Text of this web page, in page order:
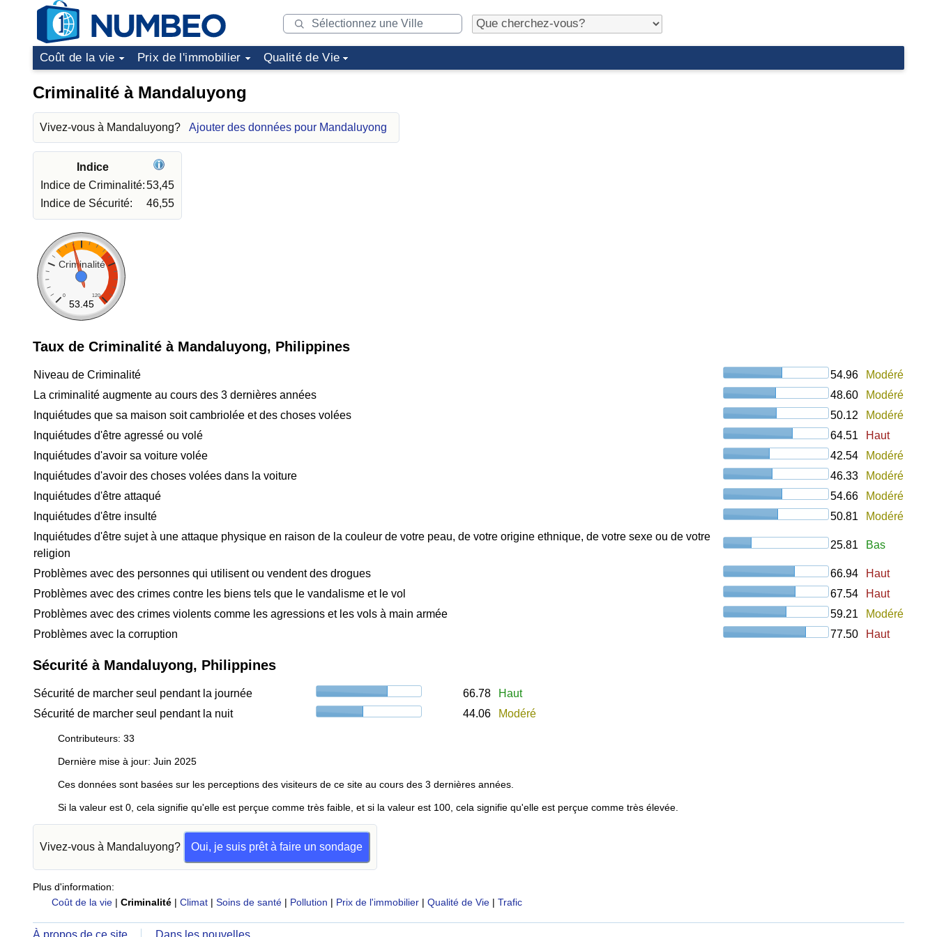
Coût de la vie Prix de l'immobilier Qualité de Vie
Criminalité à Mandaluyong
Vivez-vous à Mandaluyong? Ajouter des données pour Mandaluyong
Indice
Indice de Criminalité:53,45
Indice de Sécurité:
46,55
Criminalité
0 120
53.45
Taux de Criminalité à Mandaluyong, Philippines
Niveau de Criminalité 54.96
Modéré
La criminalité augmente au cours des 3 dernières années
48.60
Modéré
Inquiétudes que sa maison soit cambriolée et des choses volées
50.12
Modéré
Inquiétudes d'être agressé ou volé
64.51
Haut
Inquiétudes d'avoir sa voiture volée
42.54
Modéré
Inquiétudes d'avoir des choses volées dans la voiture
46.33
Modéré
Inquiétudes d'être attaqué
54.66
Modéré
Inquiétudes d'être insulté
50.81
Modéré
Inquiétudes d'être sujet à une attaque physique en raison de la couleur de votre peau, de votre origine ethnique, de votre sexe ou de votre
religion
25.81 Bas
Problèmes avec des personnes qui utilisent ou vendent des drogues 66.94
Haut
Problèmes avec des crimes contre les biens tels que le vandalisme et le vol
67.54
Haut
Problèmes avec des crimes violents comme les agressions et les vols à main armée
59.21
Modéré
Problèmes avec la corruption
77.50 Haut
Sécurité à Mandaluyong, Philippines
Sécurité de marcher seul pendant la journée 66.78
Haut
Sécurité de marcher seul pendant la nuit
44.06 Modéré
Contributeurs: 33
Dernière mise à jour: Juin 2025
Ces données sont basées sur les perceptions des visiteurs de ce site au cours des 3 dernières années.
Si la valeur est 0, cela signifie qu'elle est perçue comme très faible, et si la valeur est 100, cela signifie qu'elle est perçue comme très élevée.
Vivez-vous à Mandaluyong? Oui, je suis prêt à faire un sondage
Plus d'information:
Coût de la vie | Criminalité | Climat | Soins de santé | Pollution | Prix de l'immobilier | Qualité de Vie | Trafic
À propos de ce site Dans les nouvelles